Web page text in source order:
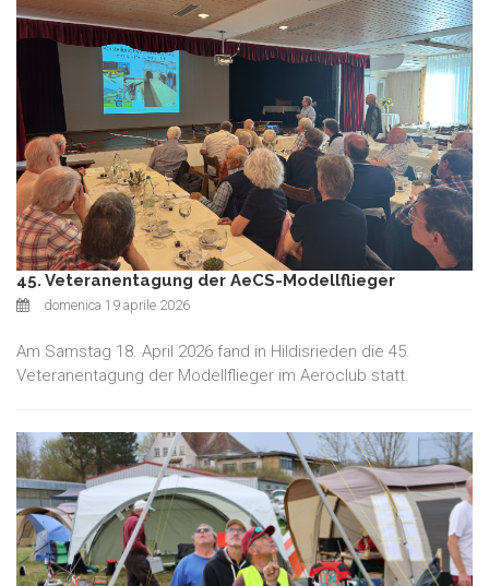
45. Veteranentagung der AeCS-Modellflieger
domenica 19 aprile 2026
Am Samstag 18. April 2026 fand in Hildisrieden die 45.
Veteranentagung der Modellflieger im Aeroclub statt.